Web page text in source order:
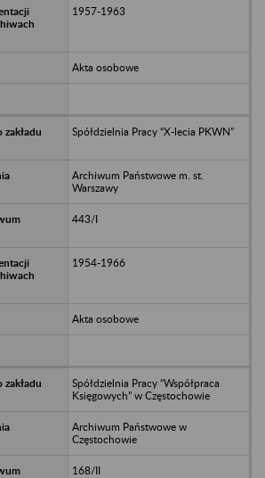
1957-1963
Akta osobowe
Spółdzielnia Pracy “X-lecia PKWN”
Archiwum Państwowe m. st.
Warszawy
443/I
1954-1966
Akta osobowe
Spółdzielnia Pracy “Współpraca
Księgowych” w Częstochowie
Archiwum Państwowe w
Częstochowie
168/II